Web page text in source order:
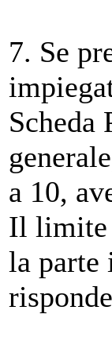
7. Se
Scheda
a 10,
Il limite
la parte